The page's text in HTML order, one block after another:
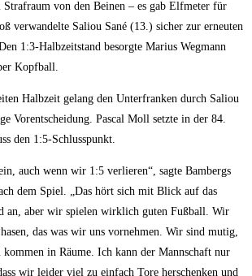
Straf­raum von den Bei­nen – es gab Elf­me­ter für
ver­wan­del­te Sali­ou Sané (13.) sicher zur erneu­ten
1:3‑Halbzeitstand besorg­te Mari­us Weg­mann
Kopfball.
Halb­zeit gelang den Unter­fran­ken durch Sali­ou
Vor­ent­schei­dung. Pas­cal Moll setz­te in der 84.
den 1:5‑Schlusspunkt.
auch wenn wir 1:5 ver­lie­ren“, sag­te Bam­bergs
dem Spiel. „Das hört sich mit Blick auf das
an, aber wir spie­len wirk­lich guten Fuß­ball. Wir
das was wir uns vor­neh­men. Wir sind mutig,
kom­men in Räu­me. Ich kann der Mann­schaft nur
wir lei­der viel zu ein­fach Tore her­schen­ken und